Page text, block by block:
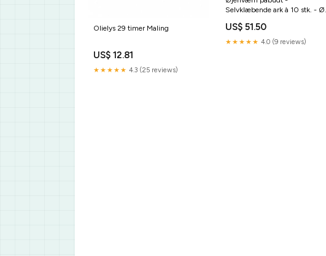
Olielys 29 timer Maling
US$ 12.81
★★★★★ 4.3 (25 reviews)
Selvklæbende ark à 10 stk. - Ø
US$ 51.50
★★★★★ 4.0 (9 reviews)